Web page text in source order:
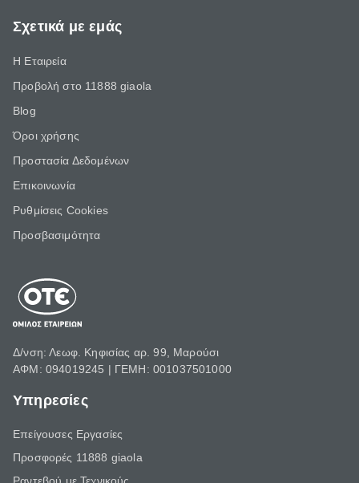
Σχετικά με εμάς
Η Εταιρεία
Προβολή στο 11888 giaola
Blog
Όροι χρήσης
Προστασία Δεδομένων
Επικοινωνία
Ρυθμίσεις Cookies
Προσβασιμότητα
Δ/νση: Λεωφ. Κηφισίας αρ. 99, Μαρούσι
ΑΦΜ: 094019245 | ΓΕΜΗ: 001037501000
Υπηρεσίες
Επείγουσες Εργασίες
Προσφορές 11888 giaola